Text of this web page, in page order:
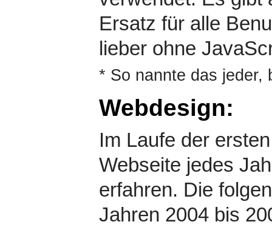
Ersatz für alle
lieber ohne
* So nannte das
Webdesign:
Im Laufe der
Webseite jedes
erfahren. Die
Jahren 2004 bis